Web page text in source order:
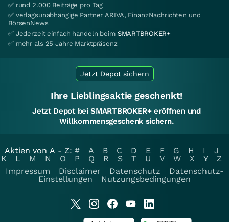
✅ rund 2.000 Beiträge pro Tag
✅ verlagsunabhängige Partner ARIVA, FinanzNachrichten und
BörsenNews
✅ Jederzeit einfach handeln beim SMARTBROKER+
✅ mehr als 25 Jahre Marktpräsenz
Jetzt Depot sichern
Ihre Lieblingsaktie geschenkt!
Jetzt Depot bei SMARTBROKER+ eröffnen und
Willkommensgeschenk sichern.
Aktien von A - Z: # A B C D E F G H I
J
K
L M N O P Q R S T U V W X Y
Z
Impressum
Disclaimer Datenschutz
Datenschutz-
Einstellungen
Nutzungsbedingungen